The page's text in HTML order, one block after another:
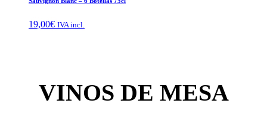
19,00€ IVA incl.
VINOS DE MESA